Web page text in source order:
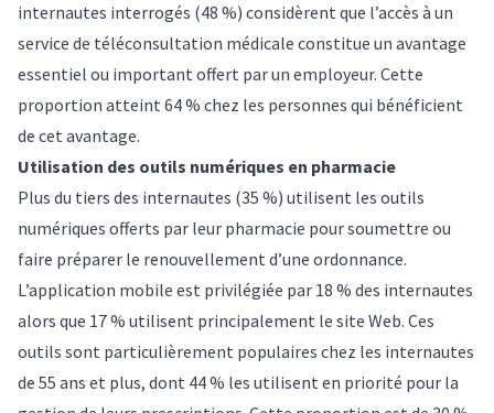
internautes interrogés (48 %) considèrent que l’accès à un
service de téléconsultation médicale constitue un avantage
essentiel ou important offert par un employeur. Cette
proportion atteint 64 % chez les personnes qui bénéficient
de cet avantage.
Utilisation des outils numériques en pharmacie
Plus du tiers des internautes (35 %) utilisent les outils
numériques offerts par leur pharmacie pour soumettre ou
faire préparer le renouvellement d’une ordonnance.
L’application mobile est privilégiée par 18 % des internautes
alors que 17 % utilisent principalement le site Web. Ces
outils sont particulièrement populaires chez les internautes
de 55 ans et plus, dont 44 % les utilisent en priorité pour la